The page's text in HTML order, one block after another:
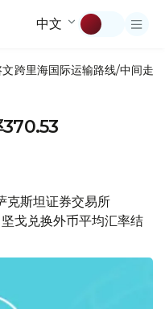
中文
跨里海国际运输路线/中间走廊
370.53
克斯坦证券交易所
戈兑换外币平均汇率结